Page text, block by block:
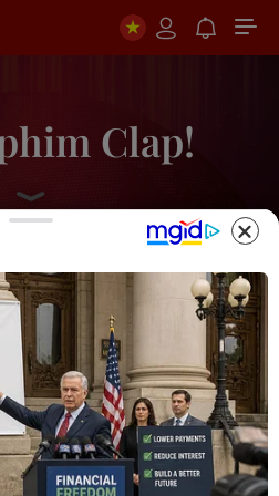
Clap!
lần đầu tiên:
kết”: Xu
tác